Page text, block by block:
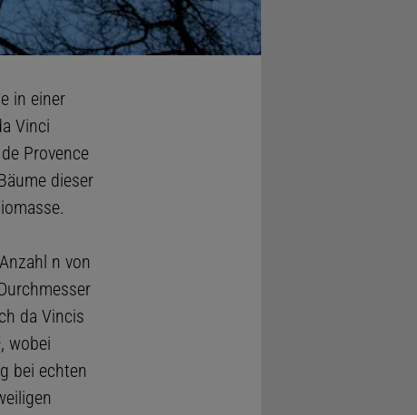
in einer
Vinci
Provence
dieser
n von
da Vincis
, wobei
bei echten